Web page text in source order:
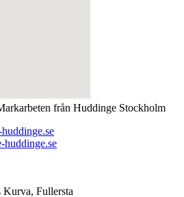
från Huddinge Stockholm
huddinge.se
Fullersta